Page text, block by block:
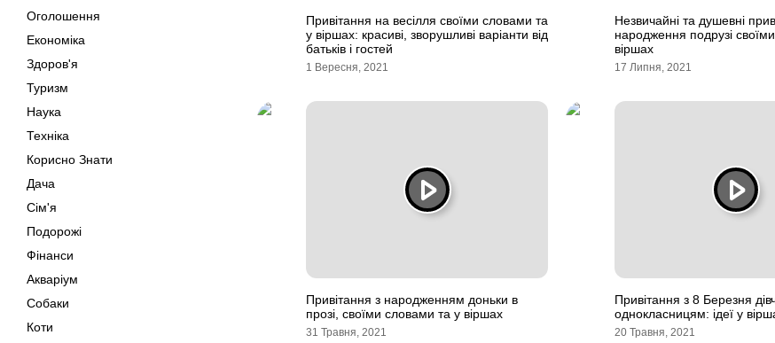
Оголошення
Економіка
Здоров'я
Туризм
Наука
Техніка
Корисно Знати
Дача
Сім'я
Подорожі
Фінанси
Акваріум
Собаки
Коти
Привітання на весілля своїми словами та
у віршах: красиві, зворушливі варіанти від
батьків і гостей
1 Вересня, 2021
Незвичайні та душевні
народження подрузі
віршах
17 Липня, 2021
Привітання з народженням доньки в
прозі, своїми словами та у віршах
31 Травня, 2021
Привітання з 8 Березня
однокласницям: ідеї у
20 Травня, 2021